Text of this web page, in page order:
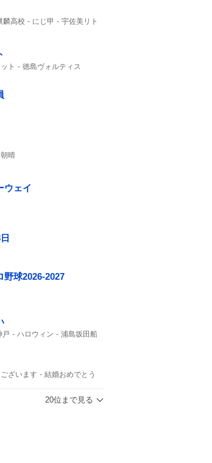
麟高校 にじ甲 宇佐美リト
ト
徳島ヴォルティス
幌
朝晴
ウェイ
野球2026-2027
戸 ハロウィン 浦島坂田船
ざいます
結婚おめでとう
20位まで見る